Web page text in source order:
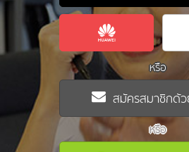
หรือ
สมัครสมาชิกด้ว
หรือ